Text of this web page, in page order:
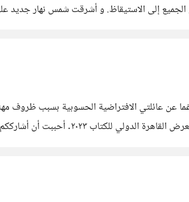
تدعو الجميع إلى الاستيقاظ. و أشرقت شمس نهار
عائلتي الافتراضية الحسوبية بسبب ظروف
أول عمل روائي لي من قبل دار نشر في مصر